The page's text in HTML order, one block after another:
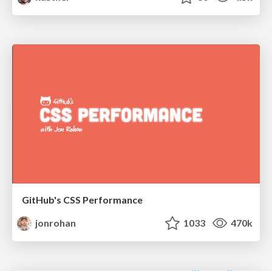
GitHub's CSS Performance
jonrohan
1033 470k